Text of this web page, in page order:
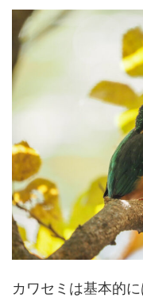
カワセミは基本的